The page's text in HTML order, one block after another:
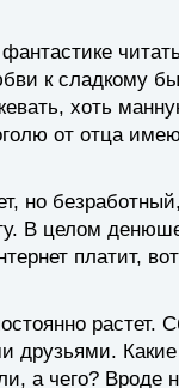
к сладкому
хоть
от отца
но
В целом
платит,
растет.
друзьями.
а чего? Вроде